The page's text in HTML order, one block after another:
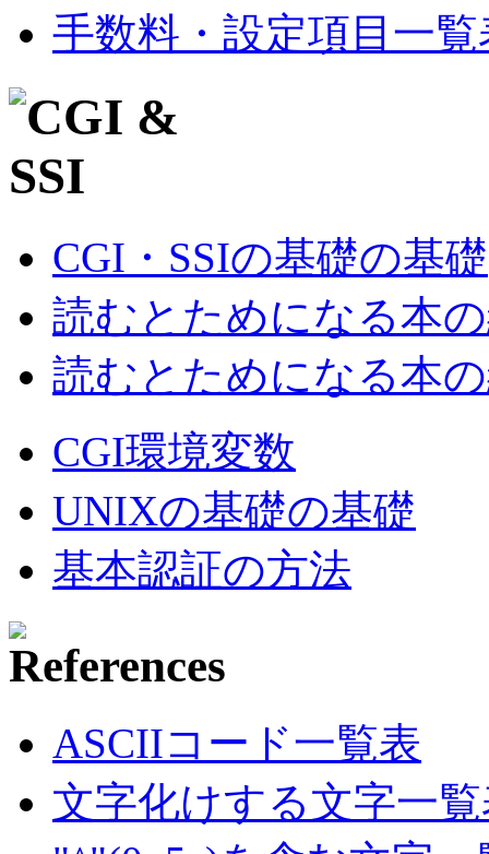
手数料・設定項目一覧
CGI・SSIの基礎の基礎
読むとためになる本
読むとためになる本
CGI環境変数
UNIXの基礎の基礎
基本認証の方法
ASCIIコード一覧表
文字化けする文字一